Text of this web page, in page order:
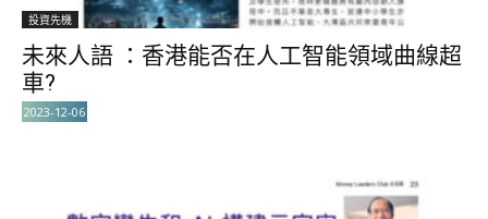
投資先機
未來人語 ：香港能否在人工智能領域曲線超
車?
2023-12-06